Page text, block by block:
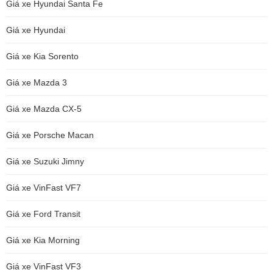
Giá xe Hyundai Santa Fe
Giá xe Hyundai
Giá xe Kia Sorento
Giá xe Mazda 3
Giá xe Mazda CX-5
Giá xe Porsche Macan
Giá xe Suzuki Jimny
Giá xe VinFast VF7
Giá xe Ford Transit
Giá xe Kia Morning
Giá xe VinFast VF3